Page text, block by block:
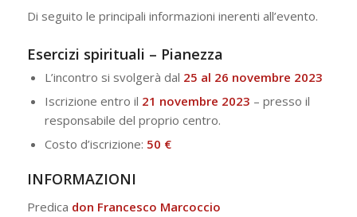
Di seguito le principali informazioni inerenti all’evento.
Esercizi spirituali – Pianezza
L’incontro si svolgerà dal 25 al 26 novembre 2023
Iscrizione entro il 21 novembre 2023 – presso il
responsabile del proprio centro.
Costo d’iscrizione: 50 €
INFORMAZIONI
Predica don Francesco Marcoccio